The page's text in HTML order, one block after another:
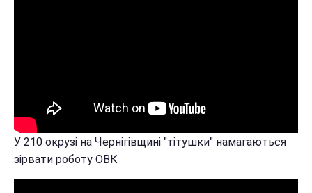
У 210 окрузі на Чернігівщині "тітушки" намагаються
зірвати роботу ОВК